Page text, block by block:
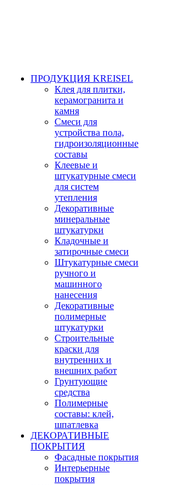
ПРОДУКЦИЯ KREISEL
Клея для плитки,
керамогранита и
камня
Смеси для
устройства пола,
гидроизоляционные
составы
Клеевые и
штукатурные смеси
для систем
утепления
Декоративные
минеральные
штукатурки
Кладочные и
затирочные смеси
Штукатурные смеси
ручного и
машинного
нанесения
Декоративные
полимерные
штукатурки
Строительные
краски для
внутренних и
внешних работ
Грунтующие
средства
Полимерные
составы: клей,
шпатлевка
ДЕКОРАТИВНЫЕ
ПОКРЫТИЯ
Фасадные покрытия
Интерьерные
покрытия